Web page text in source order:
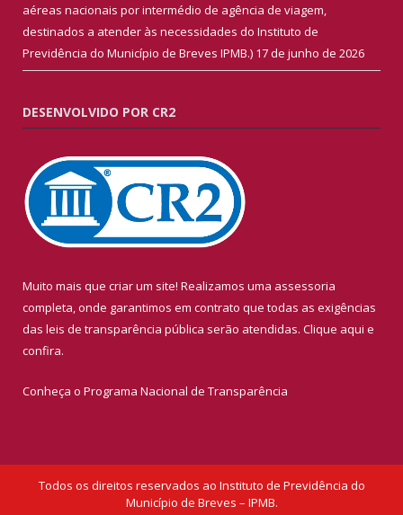
aéreas nacionais por intermédio de agência de viagem,
destinados a atender às necessidades do Instituto de
Previdência do Município de Breves IPMB.) 17 de junho de 2026
DESENVOLVIDO POR CR2
Muito mais que criar um site! Realizamos uma assessoria
completa, onde garantimos em contrato que todas as exigências
das leis de transparência pública serão atendidas. Clique aqui e
confira.
Conheça o Programa Nacional de Transparência
Todos os direitos reservados ao Instituto de Previdência do
Município de Breves – IPMB.